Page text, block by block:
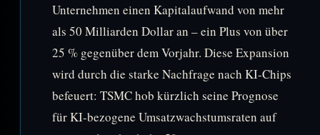
Unternehmen einen Kapitalaufwand von mehr
als 50 Milliarden Dollar an – ein Plus von über
25 % gegenüber dem Vorjahr. Diese Expansion
wird durch die starke Nachfrage nach KI-Chips
befeuert: TSMC hob kürzlich seine Prognose
für KI-bezogene Umsatzwachstumsraten auf